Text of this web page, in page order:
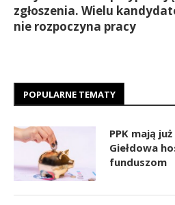
zgłoszenia. Wielu
nie rozpoczyna pracy
POPULARNE TEMATY
PPK mają
Giełdowa
funduszom